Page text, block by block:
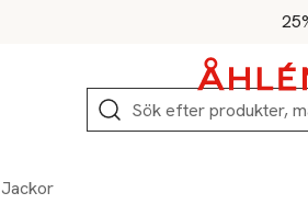
Sök
Jackor